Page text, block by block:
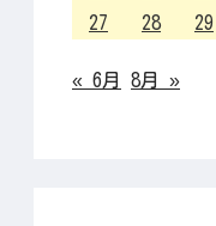
27
28 29
« 6月 8月 »